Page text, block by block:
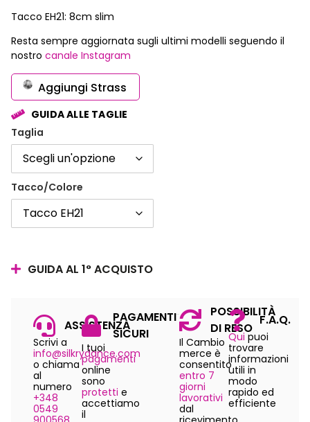
Tacco EH21: 8cm slim
Resta sempre aggiornata sugli ultimi modelli seguendo il
nostro canale Instagram
Aggiungi Strass
GUIDA ALLE TAGLIE
Taglia
Tacco/Colore
GUIDA AL 1° ACQUISTO
ASSISTENZA
Scrivi a
info@silkrydance.com
o chiama
al
numero
+348
0549
PAGAMENTI
SICURI
I tuoi
pagamenti
online
sono
protetti e
accettiamo
il
POSSIBILITÀ
DI RESO
Il Cambio
merce è
consentito
entro 7
giorni
lavorativi
dal
F.A.Q.
Quipuoi
trovare
informazioni
utili in
modo
rapido ed
efficiente